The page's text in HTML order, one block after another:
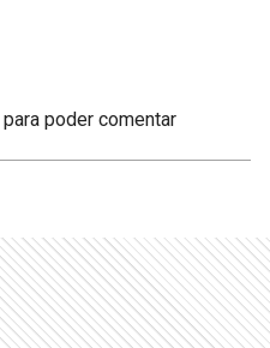
para poder comentar